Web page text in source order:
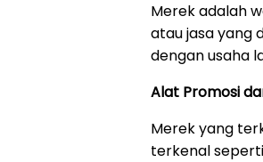
Merek adalah
atau jasa yang
dengan usaha
Alat Promosi
Merek yang
terkenal seperti